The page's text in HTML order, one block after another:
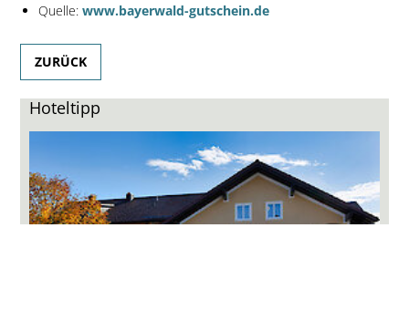
Quelle: www.bayerwald-gutschein.de
ZURÜCK
Hoteltipp